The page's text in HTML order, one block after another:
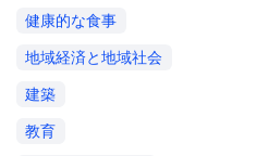
健康的な食事
地域経済と地域社会
建築
教育